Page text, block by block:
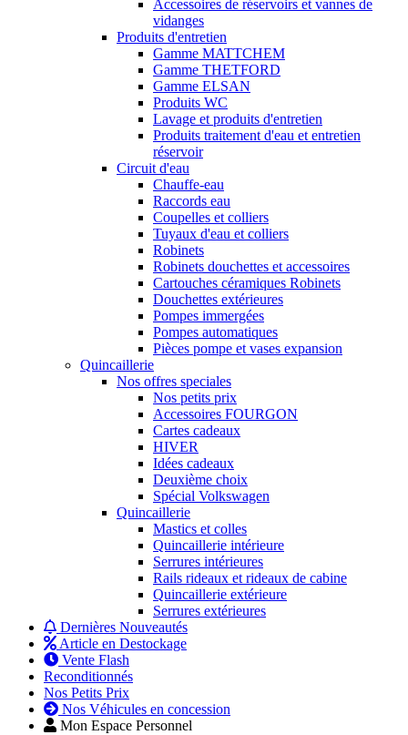
Accessoires de réservoirs et vannes de
vidanges
Produits d'entretien
Gamme MATTCHEM
Gamme THETFORD
Gamme ELSAN
Produits WC
Lavage et produits d'entretien
Produits traitement d'eau et entretien
réservoir
Circuit d'eau
Chauffe-eau
Raccords eau
Coupelles et colliers
Tuyaux d'eau et colliers
Robinets
Robinets douchettes et accessoires
Cartouches céramiques Robinets
Douchettes extérieures
Pompes immergées
Pompes automatiques
Pièces pompe et vases expansion
Quincaillerie
Nos offres speciales
Nos petits prix
Accessoires FOURGON
Cartes cadeaux
HIVER
Idées cadeaux
Deuxième choix
Spécial Volkswagen
Quincaillerie
Mastics et colles
Quincaillerie intérieure
Serrures intérieures
Rails rideaux et rideaux de cabine
Quincaillerie extérieure
Serrures extérieures
Dernières Nouveautés
Article en Destockage
Vente Flash
Reconditionnés
Nos Petits Prix
Nos Véhicules en concession
Mon Espace Personnel